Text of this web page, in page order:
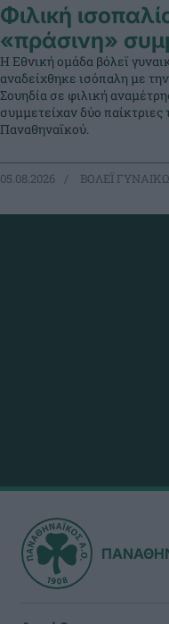
Φιλική
«πράσινη»
Η Εθνική ομάδα βόλεϊ
αναδείχθηκε ισόπαλη με
Σουηδία σε φιλική
συμμετείχαν δύο παίκτριες
Παναθηναϊκού.
05.08.2026 ΒΟΛΕΪ